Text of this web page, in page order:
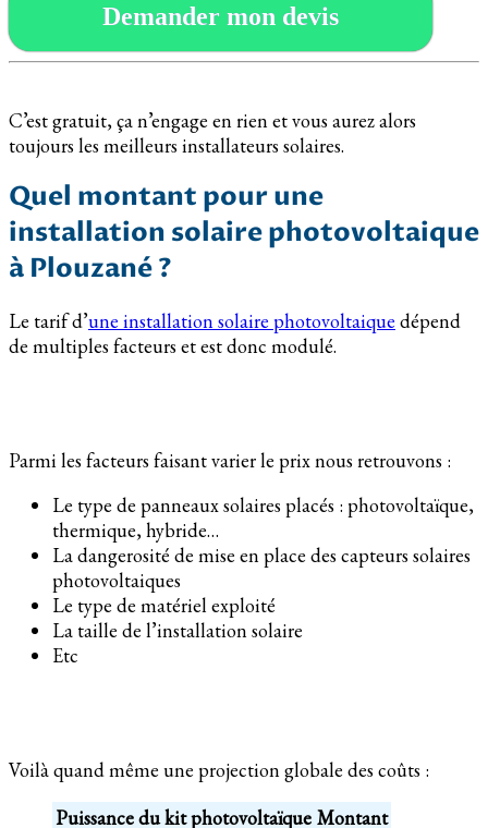
Demander mon devis
C’est gratuit, ça n’engage en rien et vous aurez alors
toujours les meilleurs installateurs solaires.
Quel montant pour une
installation solaire photovoltaique
à Plouzané ?
Le tarif d’une installation solaire photovoltaique dépend
de multiples facteurs et est donc modulé.
Parmi les facteurs faisant varier le prix nous retrouvons :
Le type de panneaux solaires placés : photovoltaïque,
thermique, hybride…
La dangerosité de mise en place des capteurs solaires
photovoltaiques
Le type de matériel exploité
La taille de l’installation solaire
Etc
Voilà quand même une projection globale des coûts :
Puissance du kit photovoltaïque Montant